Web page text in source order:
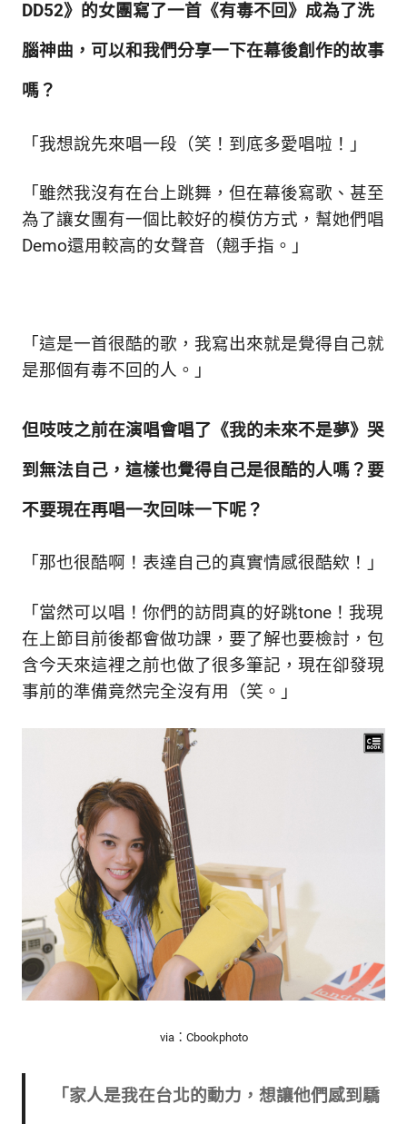
DD52》的女團寫了一首《有毒不回》成為了洗
腦神曲，可以和我們分享一下在幕後創作的故事
嗎？
「我想說先來唱一段（笑！到底多愛唱啦！ 」
「雖然我沒有在台上跳舞，但在幕後寫歌、甚至
為了讓女團有一個比較好的模仿方式，幫她們唱
Demo還用較高的女聲音（翹手指。 」
「這是一首很酷的歌，我寫出來就是覺得自己就
是那個有毒不回的人。 」
但吱吱之前在演唱會唱了《我的未來不是夢》哭
到無法自己，這樣也覺得自己是很酷的人嗎？要
不要現在再唱一次回味一下呢？
「那也很酷啊！表達自己的真實情感很酷欸！ 」
「當然可以唱！你們的訪問真的好跳tone！我現
在上節目前後都會做功課，要了解也要檢討，包
含今天來這裡之前也做了很多筆記，現在卻發現
事前的準備竟然完全沒有用（笑。 」
via：Cbookphoto
「家人是我在台北的動力，想讓他們感到驕